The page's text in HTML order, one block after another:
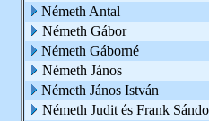
Németh Antal
Németh Gábor
Németh Gáborné
Németh János
Németh János István
Németh Judit és Frank